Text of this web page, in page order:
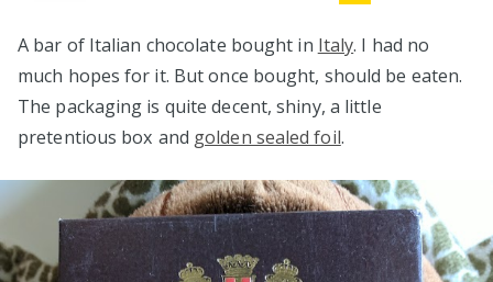
A bar of Italian chocolate bought in Italy. I had no
much hopes for it. But once bought, should be eaten.
The packaging is quite decent, shiny, a little
pretentious box and golden sealed foil.